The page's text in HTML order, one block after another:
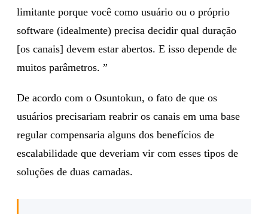
limitante porque você como usuário ou o próprio
software (idealmente) precisa decidir qual duração
[os canais] devem estar abertos. E isso depende de
muitos parâmetros. ”
De acordo com o Osuntokun, o fato de que os
usuários precisariam reabrir os canais em uma base
regular compensaria alguns dos benefícios de
escalabilidade que deveriam vir com esses tipos de
soluções de duas camadas.